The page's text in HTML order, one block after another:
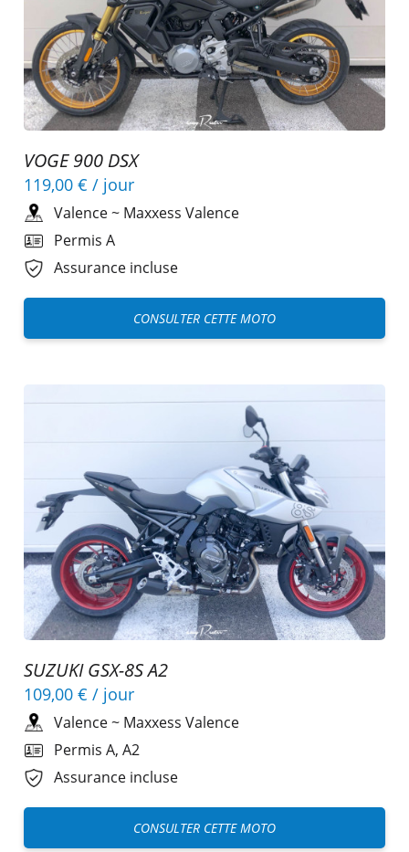
VOGE 900 DSX
119,00 € / jour
Valence~ Maxxess Valence
Permis A
Assurance incluse
CONSULTER CETTE MOTO
SUZUKI GSX-8S A2
109,00 € / jour
Valence~ Maxxess Valence
Permis A, A2
Assurance incluse
CONSULTER CETTE MOTO